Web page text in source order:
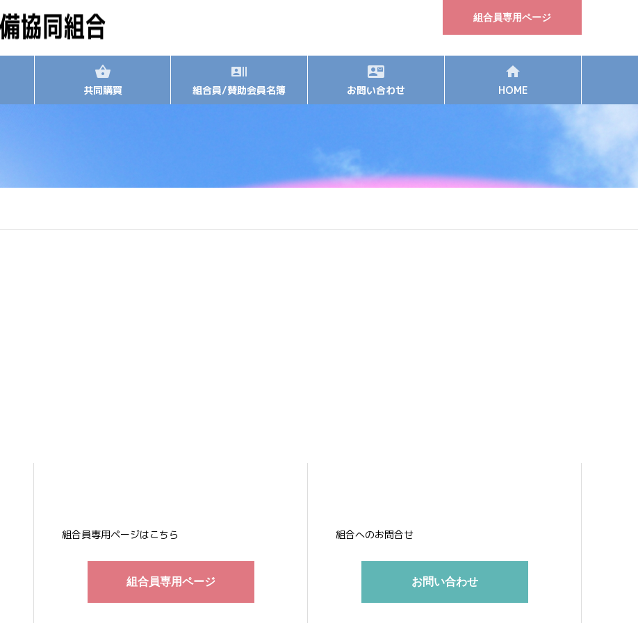
組合員専用ページ
共同購買 組合員/賛助会員名簿 お問い合わせ HOME
組合員専用ページはこちら
組合員専用ページ
組合へのお問合せ
お問い合わせ